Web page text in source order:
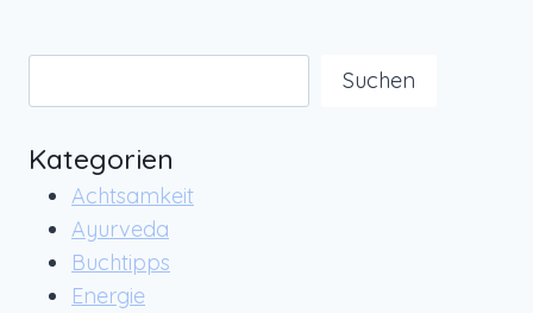
Suchen
Kategorien
Achtsamkeit
Ayurveda
Buchtipps
Energie